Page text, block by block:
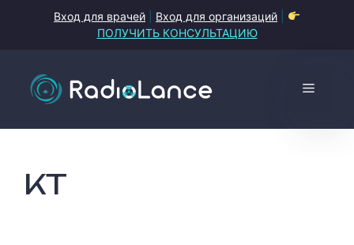
Вход для врачей Вход для организаций
ПОЛУЧИТЬ КОНСУЛЬТАЦИЮ
Меню
КТ